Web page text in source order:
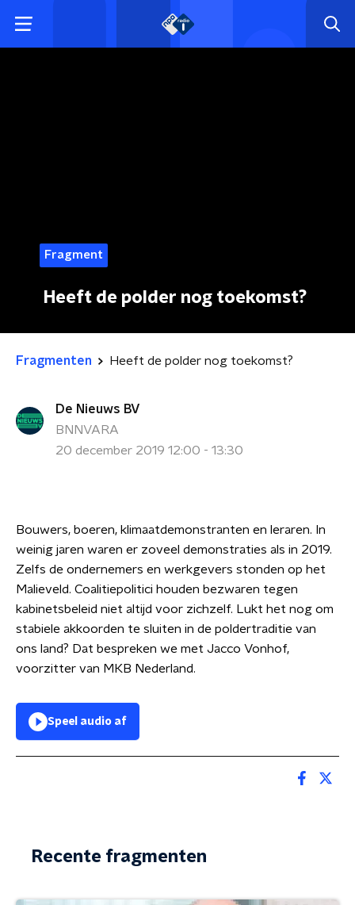
Fragment
Heeft de polder nog toekomst?
Fragmenten Heeft de polder nog toekomst?
De Nieuws BV
BNNVARA
20 december 2019 12:00 - 13:30
Bouwers, boeren, klimaatdemonstranten en leraren. In
weinig jaren waren er zoveel demonstraties als in 2019.
Zelfs de ondernemers en werkgevers stonden op het
Malieveld. Coalitiepolitici houden bezwaren tegen
kabinetsbeleid niet altijd voor zichzelf. Lukt het nog om
stabiele akkoorden te sluiten in de poldertraditie van
ons land? Dat bespreken we met Jacco Vonhof,
voorzitter van MKB Nederland.
Speel audio af
Recente fragmenten